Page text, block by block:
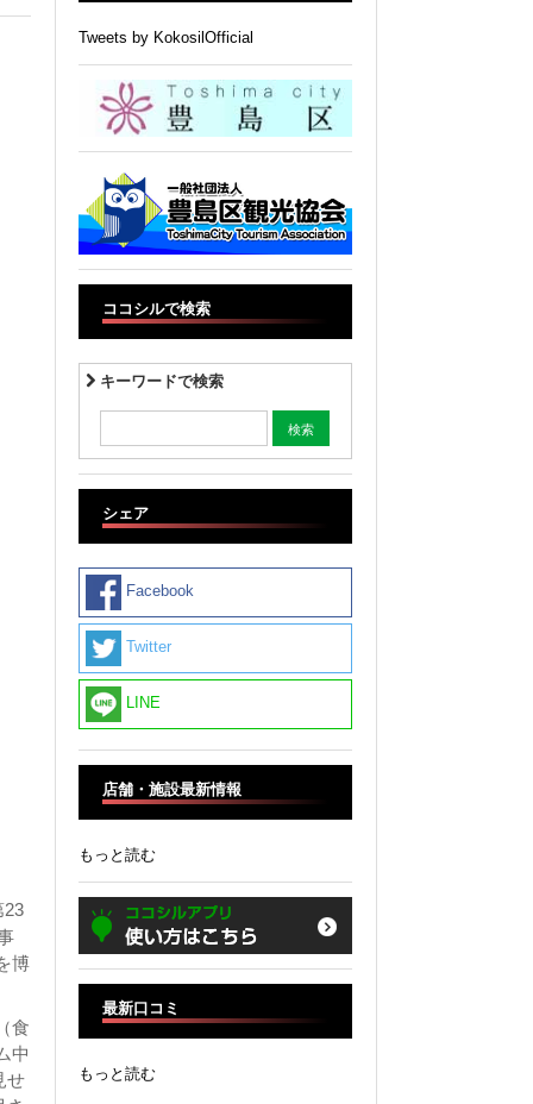
23
博
食
中
せ
Tweets by KokosilOfficial
ココシルで検索
キーワードで検索
シェア
Facebook
Twitter
LINE
店舗・施設最新情報
もっと読む
最新口コミ
もっと読む